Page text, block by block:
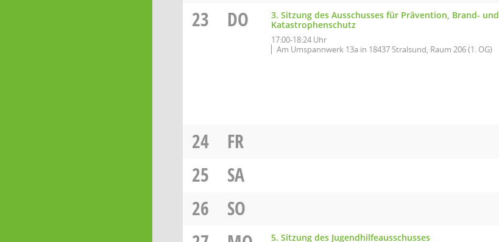
23
DO
3. Sitzung des Ausschusses für Prävention, Brand- und
Katastrophenschutz
17:00-18:24 Uhr
Am Umspannwerk 13a in 18437 Stralsund, Raum 206 (1. OG)
24
FR
25
SA
26
SO
5. Sitzung des Jugendhilfeausschusses